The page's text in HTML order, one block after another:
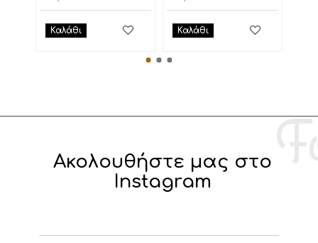
Καλάθι Καλάθι
Ακολουθήστε μας στο
Instagram